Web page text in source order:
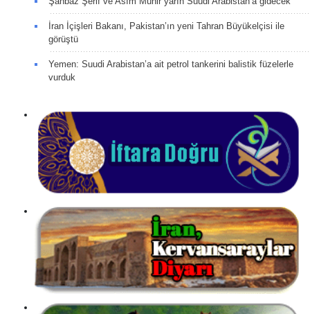
İran İçişleri Bakanı, Pakistan’ın yeni Tahran Büyükelçisi ile
görüştü
Yemen: Suudi Arabistan’a ait petrol tankerini balistik füzelerle
vurduk